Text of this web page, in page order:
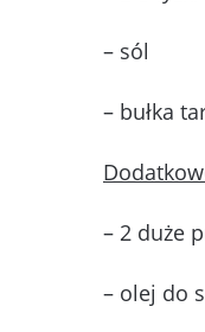
– sól
– bułka
– 2 duże
– olej do